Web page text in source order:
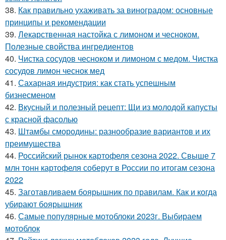
38. Как правильно ухаживать за виноградом: основные
принципы и рекомендации
39. Лекарственная настойка с лимоном и чесноком.
Полезные свойства ингредиентов
40. Чистка сосудов чесноком и лимоном с медом. Чистка
сосудов лимон чеснок мед
41. Сахарная индустрия: как стать успешным
бизнесменом
42. Вкусный и полезный рецепт: Щи из молодой капусты
с красной фасолью
43. Штамбы смородины: разнообразие вариантов и их
преимущества
44. Российский рынок картофеля сезона 2022. Свыше 7
млн тонн картофеля соберут в России по итогам сезона
2022
45. Заготавливаем боярышник по правилам. Как и когда
убирают боярышник
46. Самые популярные мотоблоки 2023г. Выбираем
мотоблок